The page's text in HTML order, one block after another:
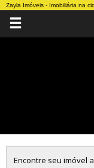
Zayla Imóveis - Imobiliária na